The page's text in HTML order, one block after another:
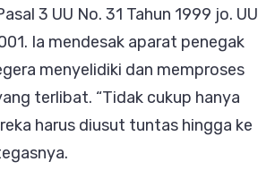
3 UU No. 31 Tahun 1999 jo. UU
Ia mendesak aparat penegak
menyelidiki dan memproses
terlibat. “Tidak cukup hanya
harus diusut tuntas hingga ke